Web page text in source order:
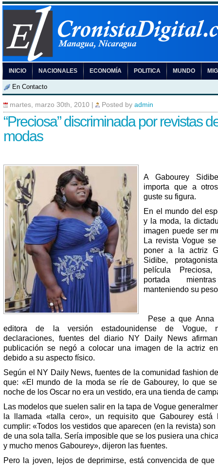
INICIO NACIONALES ECONOMÍA POLITICA MUNDO
En Contacto
martes, marzo 30th, 2010 Posted by admin
“Preciosa” discriminada por revistas
modas
A Gabourey
importa que a
guste su figura.
En el mundo del
y la moda, la
imagen puede ser
La revista Vogue
poner a la actriz
Sidibe,
película
portada
manteniendo su
Pese a que Anna
editora de la versión estadounidense de Vogue,
declaraciones, fuentes del diario NY Daily News
publicación se negó a colocar una imagen de la actriz
debido a su aspecto físico.
Según el NY Daily News, fuentes de la comunidad fashion
que: «El mundo de la moda se ríe de Gabourey, lo que
noche de los Oscar no era un vestido, era una tienda de
Las modelos que suelen salir en la tapa de Vogue
la llamada «talla cero», un requisito que Gabourey está
cumplir: «Todos los vestidos que aparecen (en la revista) son
de una sola talla. Sería imposible que se los pusiera una
y mucho menos Gabourey», dijeron las fuentes.
Pero la joven, lejos de deprimirse, está convencida de que